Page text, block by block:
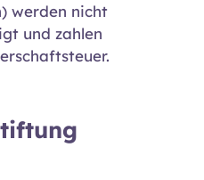
werden nicht
und zahlen